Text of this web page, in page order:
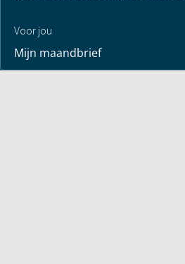
Voor jou
Mijn maandbrief
Overdenking